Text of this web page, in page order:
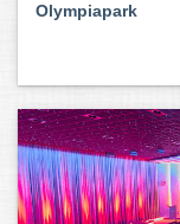
Olympiapark